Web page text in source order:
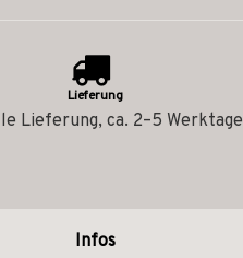
Lieferung
Lieferung, ca. 2–5 Werktage
Infos